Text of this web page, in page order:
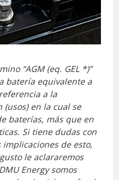
“AGM (eq. GEL *)”
batería equivalente a
a la
en la cual se
baterías, más que en
Si tiene dudas con
de esto,
le aclararemos
Energy somos